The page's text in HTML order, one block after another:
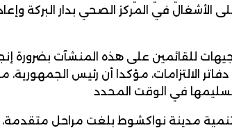
الأشغال في المركز الصحي بدار البركة
للقائمين على هذه المنشآت بضرورة
الالتزامات، مؤكدا أن رئيس الجمهورية،
لتنمية مدينة نواكشوط بلغت مراحل